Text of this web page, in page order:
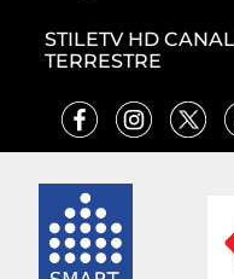
STILETV HD
TERRESTRE